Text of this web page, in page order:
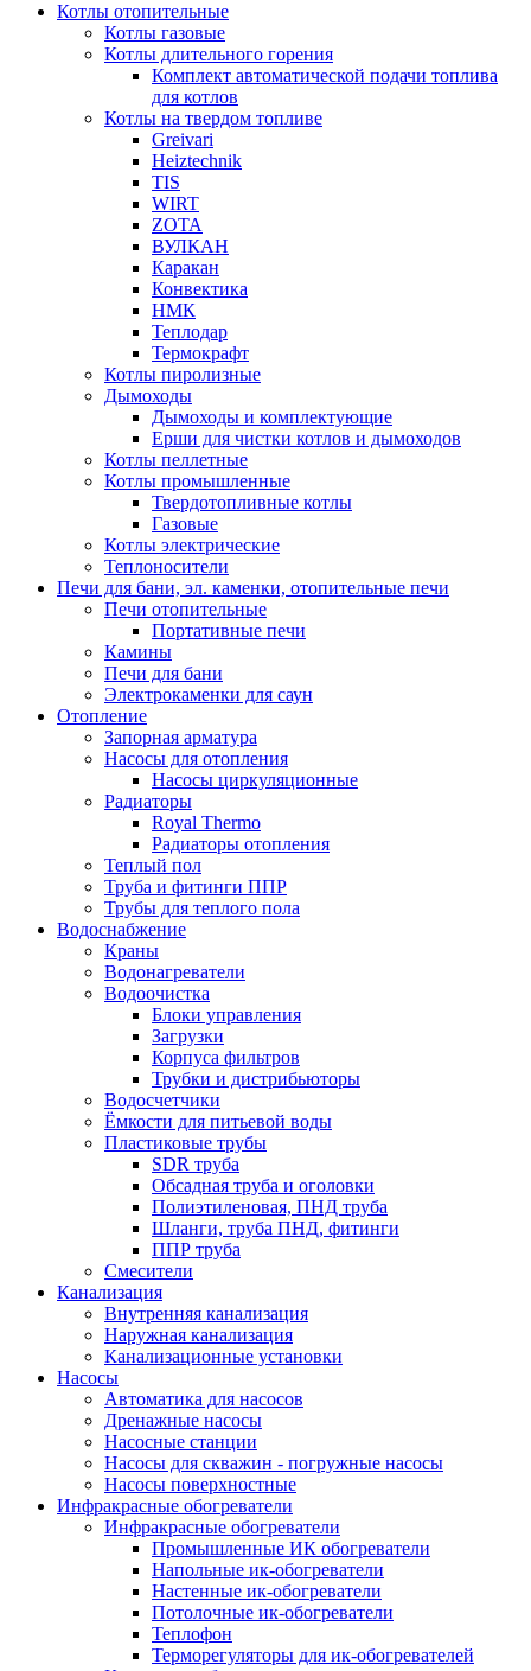
Котлы отопительные
Котлы газовые
Котлы длительного горения
Комплект автоматической подачи топлива
для котлов
Котлы на твердом топливе
Greivari
Heiztechnik
TIS
WIRT
ZOTA
ВУЛКАН
Каракан
Конвектика
НМК
Теплодар
Термокрафт
Котлы пиролизные
Дымоходы
Дымоходы и комплектующие
Ерши для чистки котлов и дымоходов
Котлы пеллетные
Котлы промышленные
Твердотопливные котлы
Газовые
Котлы электрические
Теплоносители
Печи для бани, эл. каменки, отопительные печи
Печи отопительные
Портативные печи
Камины
Печи для бани
Электрокаменки для саун
Отопление
Запорная арматура
Насосы для отопления
Насосы циркуляционные
Радиаторы
Royal Thermo
Радиаторы отопления
Теплый пол
Труба и фитинги ППР
Трубы для теплого пола
Водоснабжение
Краны
Водонагреватели
Водоочистка
Блоки управления
Загрузки
Корпуса фильтров
Трубки и дистрибьюторы
Водосчетчики
Ёмкости для питьевой воды
Пластиковые трубы
SDR труба
Обсадная труба и оголовки
Полиэтиленовая, ПНД труба
Шланги, труба ПНД, фитинги
ППР труба
Смесители
Канализация
Внутренняя канализация
Наружная канализация
Канализационные установки
Насосы
Автоматика для насосов
Дренажные насосы
Насосные станции
Насосы для скважин - погружные насосы
Насосы поверхностные
Инфракрасные обогреватели
Инфракрасные обогреватели
Промышленные ИК обогреватели
Напольные ик-обогреватели
Настенные ик-обогреватели
Потолочные ик-обогреватели
Теплофон
Терморегуляторы для ик-обогревателей